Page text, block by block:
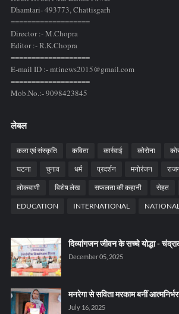
Dhamtari- 493773,Chattisgarh
===================
Director :- M.Chopra
Editor :- R.K.Chopra
===================
E-mail ID :- mtinews2015@gmail.com
===================
Mob.No.:- 9098423845
लेबल
कला एवं संस्कृति कविता कार्रवाई कोरोना
घटना चुनाव धर्म प्रदर्शन मनोरंजन
लोकवाणी विशेष लेख सफलता की कहानी सेहत
EDUCATION INTERNATIONAL
दिव्यांगजन जीवन के सच्चे योद्धा -
December 05, 2025
मनरेगा से सविता मरकाम बनीं
July 16, 2025